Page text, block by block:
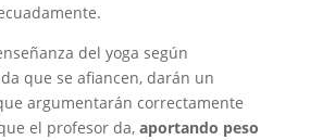
del yoga según
que se afiancen, darán un
argumentarán correctamente
el profesor da, aportando peso